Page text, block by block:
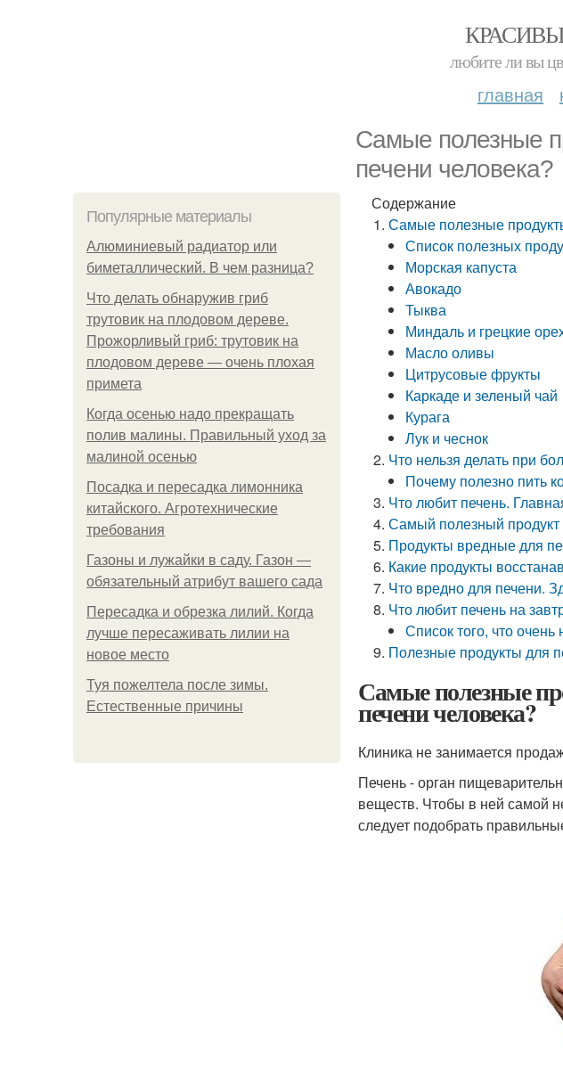
любите ли вы
главная
Самые полезные
печени человека?
Популярные материалы
Алюминиевый радиатор или
биметаллический. В чем разница?
Что делать обнаружив гриб
трутовик на плодовом дереве.
Прожорливый гриб: трутовик на
плодовом дереве — очень плохая
примета
Когда осенью надо прекращать
полив малины. Правильный уход за
малиной осенью
Посадка и пересадка лимонника
китайского. Агротехнические
требования
Газоны и лужайки в саду. Газон —
обязательный атрибут вашего сада
Пересадка и обрезка лилий. Когда
лучше пересаживать лилии на
новое место
Туя пожелтела после зимы.
Естественные причины
Содержание
Самые полезные
Список полезных
Морская капуста
Авокадо
Тыква
Миндаль и грецкие
Масло оливы
Цитрусовые фрукты
Каркаде и зеленый чай
Курага
Лук и чеснок
Что нельзя делать при
Почему полезно пить
Что любит печень.
Самый полезный
Продукты вредные для
Какие продукты
Что вредно для печени.
Что любит печень на
Список того, что
Полезные продукты для
Самые полезные
печени человека?
Клиника не занимается
Печень - орган
веществ. Чтобы в ней самой
следует подобрать